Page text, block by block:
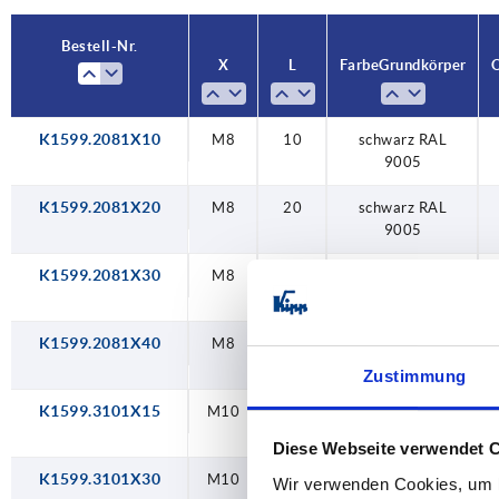
Zustimmung
Diese Webseite verwendet
Wir verwenden Cookies,
Bestell-Nr.
X
Farbe Grundkörper
K1599.2081X10 M8 10
schwarz RAL
9005
K1599.2081X20 M8 20
schwarz RAL
9005
K1599.2081X30 M8
K1599.2081X40 M8 40
schwarz RAL
K1599.3101X15 M10 15
schwarz RAL
K1599.3101X30 M10 30
schwarz RAL